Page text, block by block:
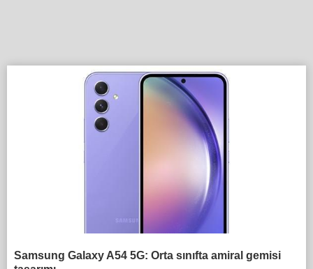
Samsung Galaxy A54 5G: Orta sınıfta amiral gemisi